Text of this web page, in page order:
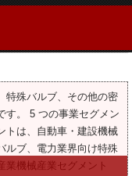
特殊バルブ、その他の密
す。 5 つの事業セグメン
トは、自動車・建設機械
ルブ、電力業界向け特殊
業機械産業セグメント